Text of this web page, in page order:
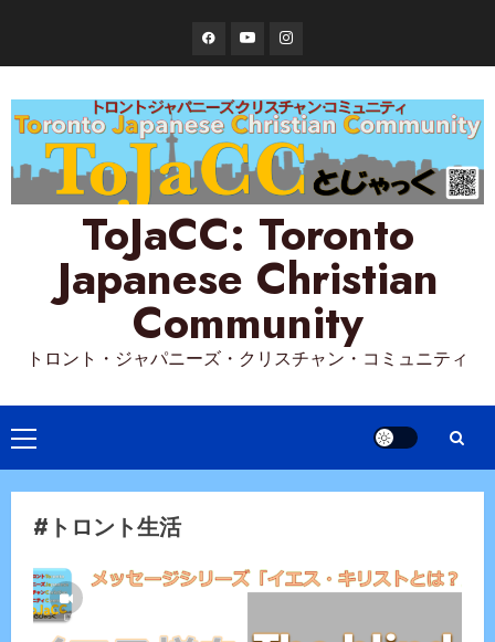
content
FacebookYouTubeInstagram
ToJaCC: Toronto
Japanese Christian
Community
トロント・ジャパニーズ・クリスチャン・コミュニティ
Primary
Menu
#トロント生活